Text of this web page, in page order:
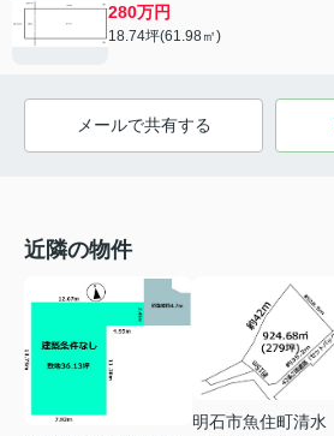
280万円
18.74坪(61.98㎡)
メールで共有する
近隣の物件
明石市魚住町清水